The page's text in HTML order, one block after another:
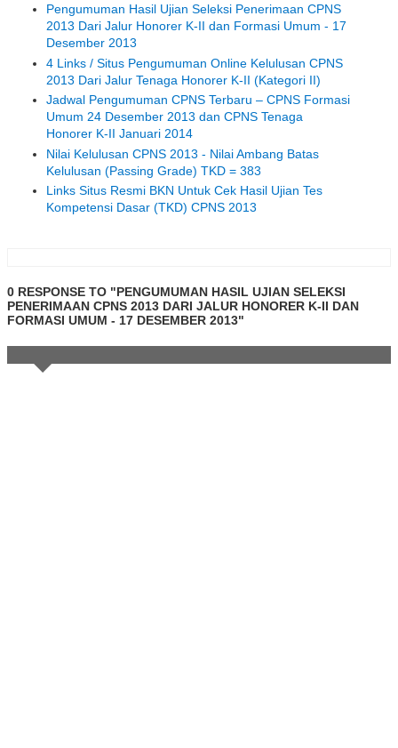
Pengumuman Hasil Ujian Seleksi Penerimaan CPNS
2013 Dari Jalur Honorer K-II dan Formasi Umum - 17
Desember 2013
4 Links / Situs Pengumuman Online Kelulusan CPNS
2013 Dari Jalur Tenaga Honorer K-II (Kategori II)
Jadwal Pengumuman CPNS Terbaru – CPNS Formasi
Umum 24 Desember 2013 dan CPNS Tenaga
Honorer K-II Januari 2014
Nilai Kelulusan CPNS 2013 - Nilai Ambang Batas
Kelulusan (Passing Grade) TKD = 383
Links Situs Resmi BKN Untuk Cek Hasil Ujian Tes
Kompetensi Dasar (TKD) CPNS 2013
0 RESPONSE TO "PENGUMUMAN HASIL UJIAN SELEKSI
PENERIMAAN CPNS 2013 DARI JALUR HONORER K-II DAN
FORMASI UMUM - 17 DESEMBER 2013"